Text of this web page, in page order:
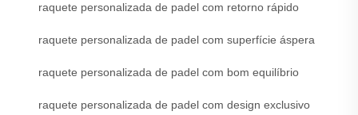
raquete personalizada de padel com retorno rápido
raquete personalizada de padel com superfície áspera
raquete personalizada de padel com bom equilíbrio
raquete personalizada de padel com design exclusivo